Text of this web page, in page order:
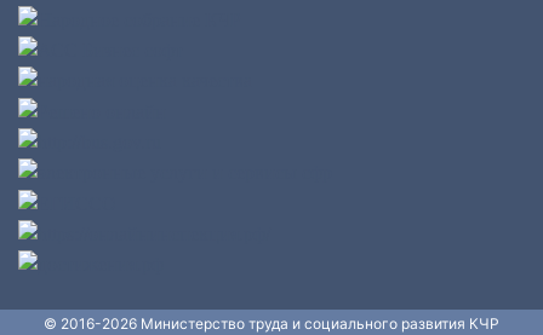
© 2016-2026 Министерство труда и социального развития КЧР